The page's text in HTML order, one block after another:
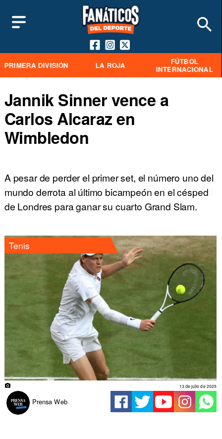
PRIMERA DIVISIÓN LA ROJA
FÚTBOL
INTERNACIONAL
Jannik Sinner vence a
Carlos Alcaraz en
Wimbledon
A pesar de perder el primer set, el número uno del
mundo derrota al último bicampeón en el césped
de Londres para ganar su cuarto Grand Slam.
Tenis
Prensa Web
13 de julio de 2025